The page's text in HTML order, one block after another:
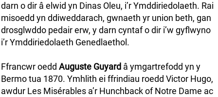
darn o dir â elwid yn Dinas Oleu, i’r Ymddiriedolaeth. Rai
misoedd yn ddiweddarach, gwnaeth yr union beth, gan
drosglwddo pedair erw, y darn cyntaf o dir i’w gyflwyno
i’r Ymddiriedolaeth Genedlaethol.
Ffrancwr oeddAuguste Guyard â ymgartrefodd yn y
Bermo tua 1870. Ymhlith ei ffrindiau roedd Victor Hugo,
awdur Les Misérables a’r Hunchback of Notre Dame ac